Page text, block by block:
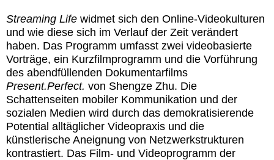
Streaming Life widmet sich den Online-Videokulturen
und wie diese sich im Verlauf der Zeit verändert
haben. Das Programm umfasst zwei videobasierte
Vorträge, ein Kurzfilmprogramm und die Vorführung
des abendfüllenden Dokumentarfilms
Present.Perfect. von Shengze Zhu. Die
Schattenseiten mobiler Kommunikation und der
sozialen Medien wird durch das demokratisierende
Potential alltäglicher Videopraxis und die
künstlerische Aneignung von Netzwerkstrukturen
kontrastiert. Das Film- und Videoprogramm der